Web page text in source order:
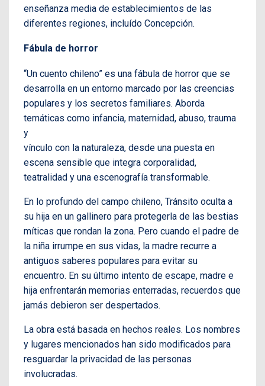
enseñanza media de establecimientos de las
diferentes regiones, incluído Concepción.
Fábula de horror
“Un cuento chileno” es una fábula de horror que se
desarrolla en un entorno marcado por las creencias
populares y los secretos familiares. Aborda
temáticas como infancia, maternidad, abuso, trauma
y
vínculo con la naturaleza, desde una puesta en
escena sensible que integra corporalidad,
teatralidad y una escenografía transformable.
En lo profundo del campo chileno, Tránsito oculta a
su hija en un gallinero para protegerla de las bestias
míticas que rondan la zona. Pero cuando el padre de
la niña irrumpe en sus vidas, la madre recurre a
antiguos saberes populares para evitar su
encuentro. En su último intento de escape, madre e
hija enfrentarán memorias enterradas, recuerdos que
jamás debieron ser despertados.
La obra está basada en hechos reales. Los nombres
y lugares mencionados han sido modificados para
resguardar la privacidad de las personas
involucradas.